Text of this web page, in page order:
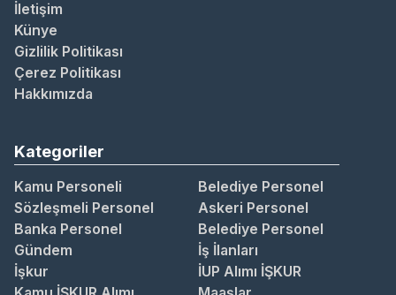
İletişim
Künye
Gizlilik Politikası
Çerez Politikası
Hakkımızda
Kategoriler
Kamu Personeli
Belediye Personel
Sözleşmeli Personel
Askeri Personel
Banka Personel
Belediye Personel
Gündem
İş İlanları
İşkur
İUP Alımı İŞKUR